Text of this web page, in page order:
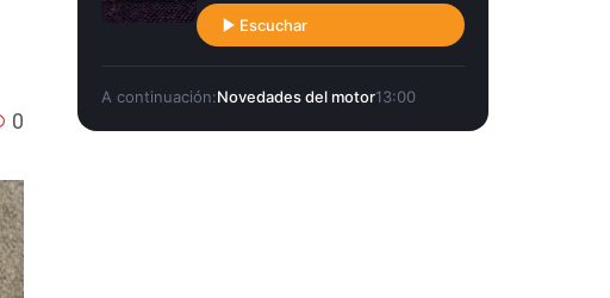
0
Escuchar
A continuación:Novedades del motor13:00